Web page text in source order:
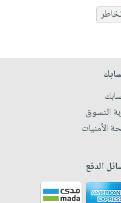
التسوق
الأمنيات
الدفع